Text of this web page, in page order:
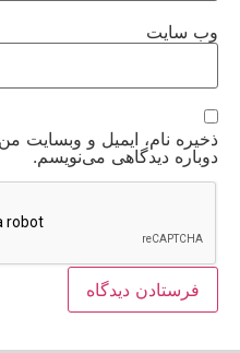
وب‌ سایت
ذخیره نام، ایمیل و وبسایت
دوباره دیدگاهی می‌نویسم.